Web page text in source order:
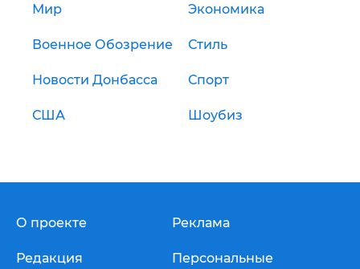
Мир Экономика
Военное Обозрение Стиль
Новости Донбасса Спорт
США Шоубиз
О проекте
Редакция
Реклама
Персональные